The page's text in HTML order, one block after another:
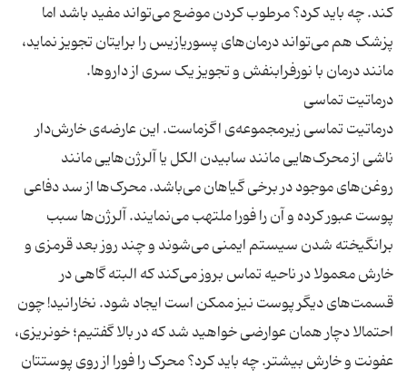
کند. چه باید کرد؟ مرطوب کردن موضع می‌تواند مفید باشد اما
پزشک هم می‌تواند درمان‌های پسوریازیس را برایتان تجویز نماید،
درماتیت تماسی زیرمجموعه‌ی اگزماست. این عارضه‌ی خارش‌دار
ناشی از محرک‌هایی مانند سابیدن الکل یا آلرژن‌هایی مانند
روغن‌های موجود در برخی گیاهان می‌باشد. محرک‌ها از سد دفاعی
پوست عبور کرده و آن را فورا ملتهب می‌نمایند. آلرژن‌ها سبب
برانگیخته شدن سیستم ایمنی می‌شوند و چند روز بعد قرمزی و
خارش معمولا در ناحیه تماس بروز می‌کند که البته گاهی در
قسمت‌های دیگر پوست نیز ممکن است ایجاد شود. نخارانید! چون
احتمالا دچار همان عوارضی خواهید شد که در بالا گفتیم؛ خونریزی،
عفونت و خارش بیشتر. چه باید کرد؟ محرک را فورا از روی پوستتان